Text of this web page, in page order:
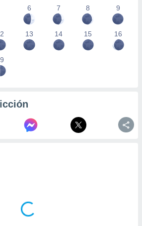
6
7 8 9
13 14 15 16